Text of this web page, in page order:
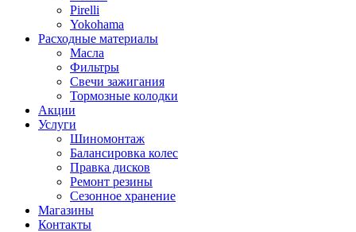
Pirelli
Yokohama
Расходные материалы
Масла
Фильтры
Свечи зажигания
Тормозные колодки
Акции
Услуги
Шиномонтаж
Балансировка колес
Правка дисков
Ремонт резины
Сезонное хранение
Магазины
Контакты